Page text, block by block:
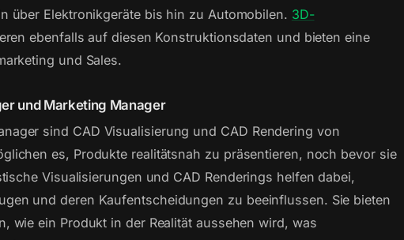
über Elektronikgeräte bis hin zu Automobilen. 3D-
ebenfalls auf diesen Konstruktionsdaten und bieten eine
und Sales.
und Marketing Manager
sind CAD Visualisierung und CAD Rendering von
es, Produkte realitätsnah zu präsentieren, noch bevor sie
Visualisierungen und CAD Renderings helfen dabei,
und deren Kaufentscheidungen zu beeinflussen. Sie bieten
wie ein Produkt in der Realität aussehen wird, was